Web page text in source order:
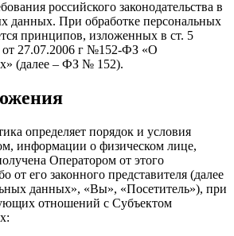
российского законодательства в
данных. При обработке персональных
принципов, изложенных в ст. 5
от 27.07.2006 г №152-ФЗ «О
(далее – ФЗ № 152).
определяет порядок и условия
информации о физическом лице,
Оператором от этого
от его законного представителя (далее
данных», «Вы», «Посетитель»), при
отношений с Субъектом